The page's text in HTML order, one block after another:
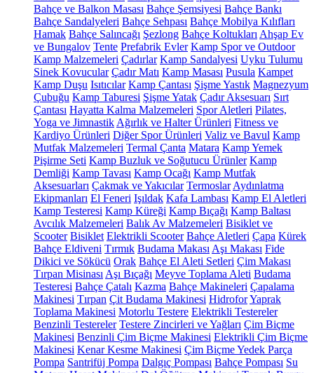
Bahçe ve Balkon Masası Bahçe Şemsiyesi Bahçe Bankı
Bahçe Sandalyeleri Bahçe Sehpası Bahçe Mobilya Kılıfları
Hamak Bahçe Salıncağı Şezlong Bahçe Koltukları Ahşap Ev
ve Bungalov Tente Prefabrik Evler Kamp Spor ve Outdoor
Kamp Malzemeleri Çadırlar Kamp Sandalyesi Uyku Tulumu
Sinek Kovucular Çadır Matı Kamp Masası Pusula Kampet
Kamp Duşu Isıtıcılar Kamp Çantası Şişme Yastık Magnezyum
Çubuğu Kamp Taburesi Şişme Yatak Çadır Aksesuarı Sırt
Çantası Hayatta Kalma Malzemeleri Spor Aletleri Pilates,
Yoga ve Jimnastik Ağırlık ve Halter Ürünleri Fitness ve
Kardiyo Ürünleri Diğer Spor Ürünleri Valiz ve Bavul Kamp
Mutfak Malzemeleri Termal Çanta Matara Kamp Yemek
Pişirme Seti Kamp Buzluk ve Soğutucu Ürünler Kamp
Demliği Kamp Tavası Kamp Ocağı Kamp Mutfak
Aksesuarları Çakmak ve Yakıcılar Termoslar Aydınlatma
Ekipmanları El Feneri Işıldak Kafa Lambası Kamp El Aletleri
Kamp Testeresi Kamp Küreği Kamp Bıçağı Kamp Baltası
Avcılık Malzemeleri Balık Av Malzemeleri Bisiklet ve
Scooter Bisiklet Elektrikli Scooter Bahçe Aletleri Çapa Kürek
Bahçe Eldiveni Tırmık Budama Makası Aşı Makası Fide
Dikici ve Sökücü Orak Bahçe El Aleti Setleri Çim Makası
Tırpan Misinası Aşı Bıçağı Meyve Toplama Aleti Budama
Testeresi Bahçe Çatalı Kazma Bahçe Makineleri Çapalama
Makinesi Tırpan Çit Budama Makinesi HidroforYaprak
Toplama Makinesi Motorlu Testere Elektrikli Testereler
Benzinli Testereler Testere Zincirleri ve Yağları Çim Biçme
Makinesi Benzinli Çim Biçme Makinesi Elektrikli Çim Biçme
Makinesi Kenar Kesme Makinesi Çim Biçme Yedek Parça
Pompa Santrifüj Pompa Dalgıç Pompası Bahçe Pompası Su